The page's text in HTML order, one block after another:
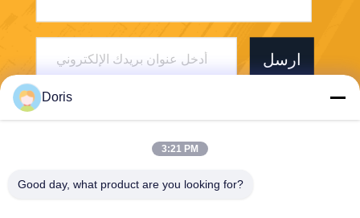
ارسل
Jiaxing Burgmann Mechanical Seal Co., Ltd.
Doris
3:21 PM
Good day, what product are you looking for?